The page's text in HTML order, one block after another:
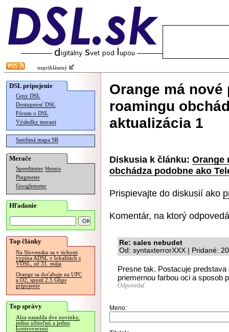
neprihlásený
DSL pripojenie
Ceny DSL
Dostupnosť DSL
Fórum o DSL
Výsledky meraní
Satelitná mapa SR
Merače
Speedmeter Merania
Pingmeter
Googlemeter
Hľadanie
Top články
Na Slovensku sa v tichosti
vypína ADSL v lokalitách s
VDSL, už 31. mája
Orange sa doťahuje na UPC
a O2, spustí 2.5 Gbps
pripojenie
Top správy
Alza nasadila dve novinky,
jednu užitočnú a jednu
kontroverznú
Orange má nové
roamingu
aktualizácia 1
Diskusia k článku: Orange
obchádza podobne ako
Prispievajte do diskusií ako
Komentár, na ktorý
Re: sales nebudet
Od: syntaxterrorXXX | Pridané:
Presne tak. Postacuje
priemernou farbou oci a sposob
Odpovedať
Meno: